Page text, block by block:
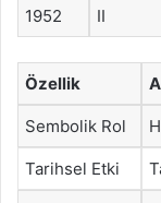
1952
II
Özellik
Sembolik Rol
Tarihsel Etki